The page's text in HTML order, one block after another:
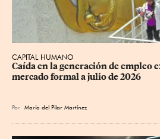
CAPITAL HUMANO
Caída en la generación de empleo
mercado formal a julio de 2026
Por María del Pilar Martínez